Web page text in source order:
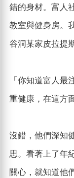
錯的身材。富人
教室與健身房。
谷洞某家皮拉提
「你知道富人
重健康，在這方
沒錯，他們深知
思。看著上了年
關心，就知道他